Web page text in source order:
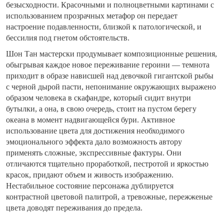
безысходности. Красочными и полноцветными картинами с
использованием прозрачных метафор он передает
настроение подавленности, близкой к патологической, и
бессилия под гнетом обстоятельств.
Шон Тан мастерски продумывает композиционные решения,
обыгрывая каждое новое переживание героини — темнота
приходит в образе нависшей над девочкой гигантской рыбы
с черной дырой пасти, непонимание окружающих выражено
образом человека в скафандре, который сидит внутри
бутылки, а она, в свою очередь, стоит на пустом берегу
океана в момент надвигающейся бури. Активное
использование цвета для достижения необходимого
эмоционального эффекта дало возможность автору
применять сложные, экспрессивные фактуры. Они
отличаются тщательно проработкой, пестротой и яркостью
красок, придают объем и живость изображению.
Нестабильное состояние персонажа дублируется
контрастной цветовой палитрой, а тревожные, пережженые
цвета доводят переживания до предела.